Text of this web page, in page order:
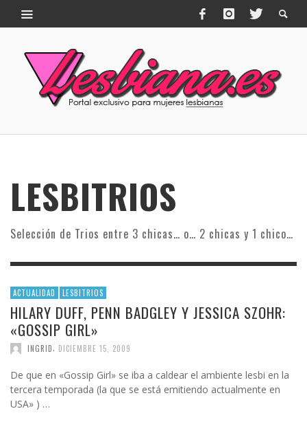
LESBITRIOS
Selección de Trios entre 3 chicas… o… 2 chicas y 1 chico…
ACTUALIDAD LESBITRIOS
HILARY DUFF, PENN BADGLEY Y JESSICA SZOHR:
«GOSSIP GIRL»
INGRID DICIEMBRE 15, 2009
De que en «Gossip Girl» se iba a caldear el ambiente lesbi en la
tercera temporada (la que se está emitiendo actualmente en
USA» ) …